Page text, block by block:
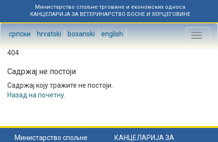
Министарство спољне трговине и економских односа
КАНЦЕЛАРИЈА ЗА ВЕТЕРИНАРСТВО БОСНЕ И ХЕРЦЕГОВИНЕ
српски hrvatski bosanski english
Toggle
404
Садржај не постоји
Садржај коју тражите не постоји.
Назад на почетну
Министарство спољне
КАНЦЕЛАРИЈА ЗА